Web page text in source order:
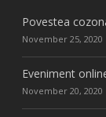
Povestea
November 25, 2020
Eveniment
November 20, 2020